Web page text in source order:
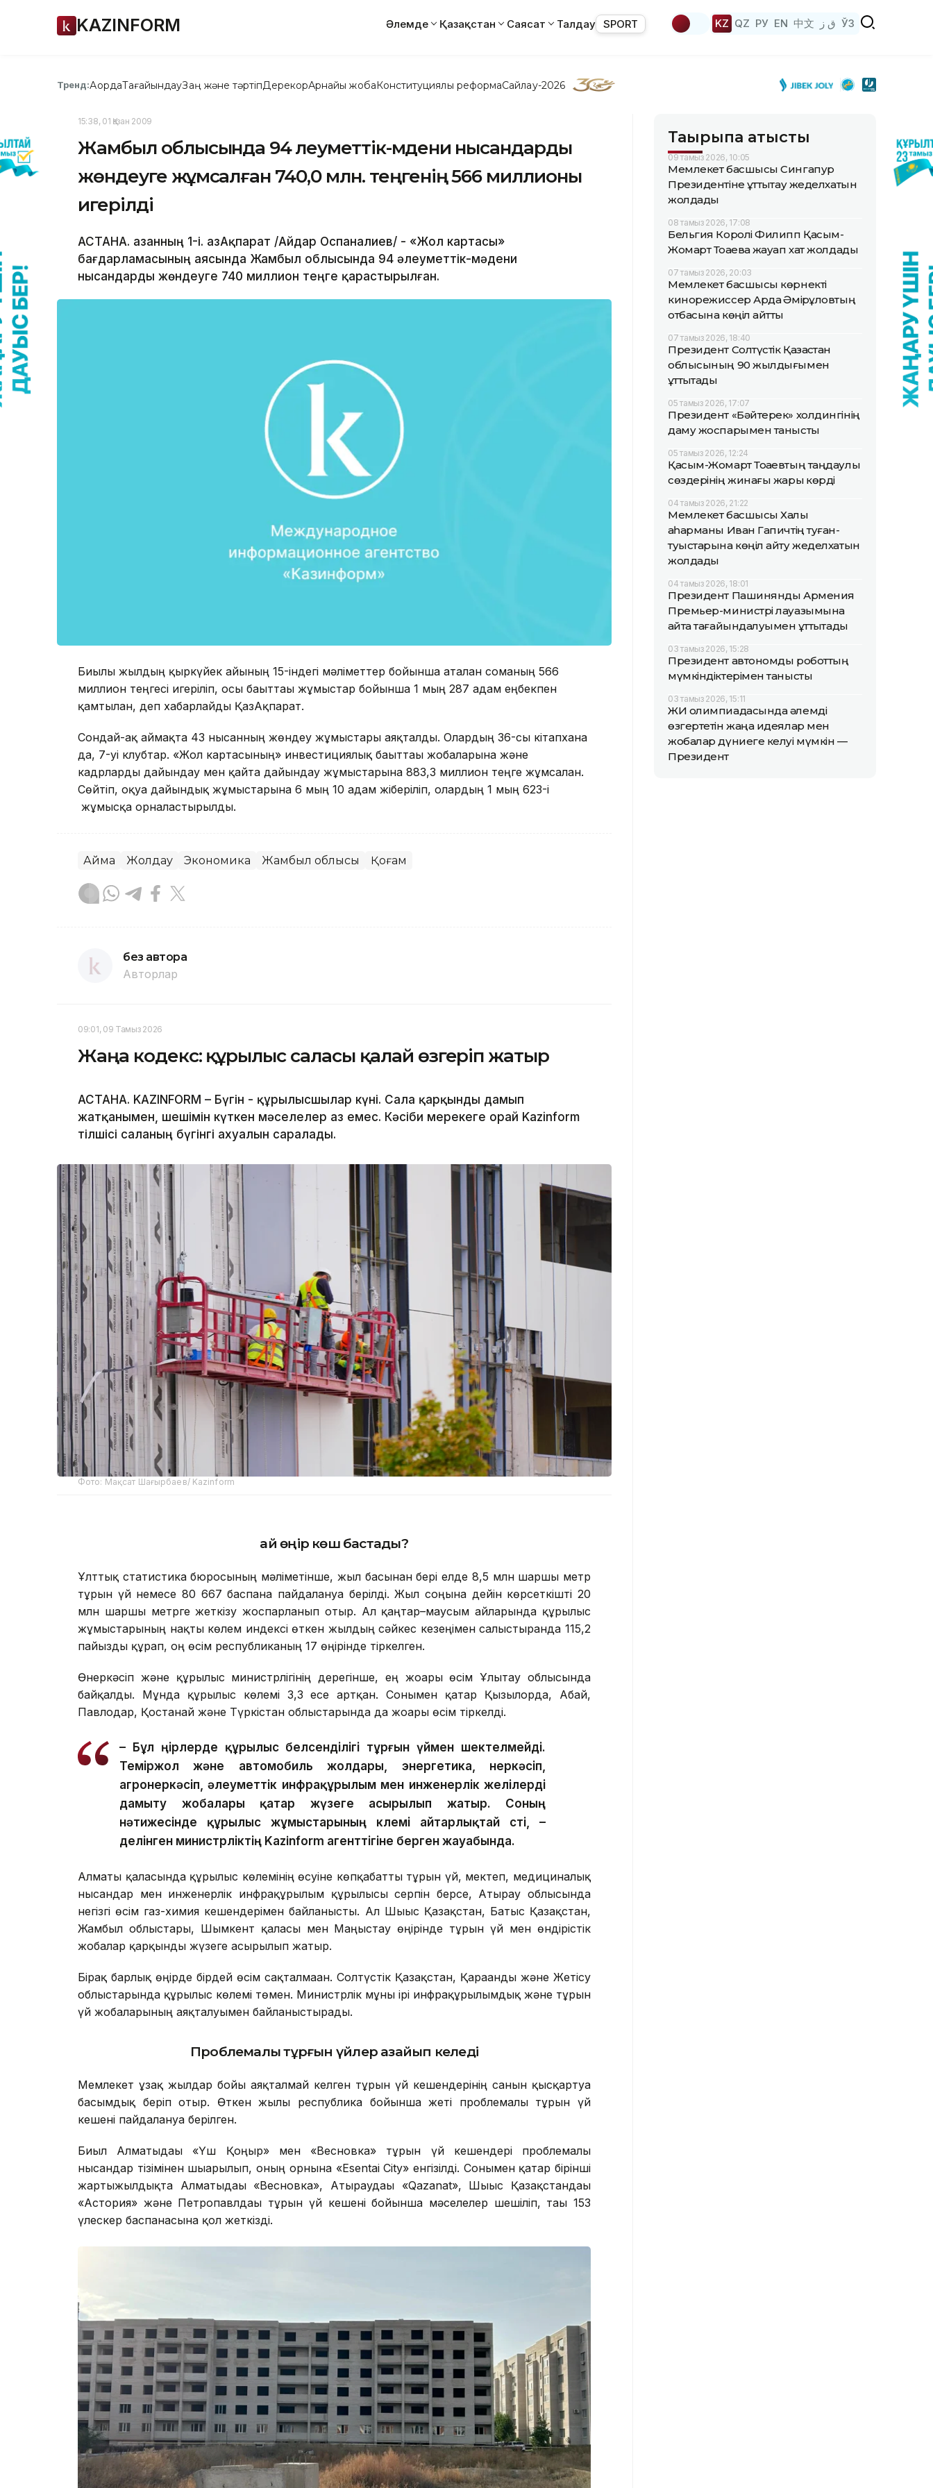
KAZINFORM Әлемде Қазақстан Саясат Талдау SPORT KZ QZ РУ EN 中文 ق ز ЎЗ
Тренд:АқордаТағайындауЗаң және тәртіпДерекқорАрнайы жобаКонституциялық реформаСайлау-2026
15:38, 01 Қазан 2009
Жамбыл облысында 94 әлеуметтік-мәдени нысандарды
жөндеуге жұмсалған 740,0 млн. теңгенің 566 миллионы
игерілді
АСТАНА. Қазанның 1-і. ҚазАқпарат /Айдар Оспаналиев/ - «Жол картасы»
бағдарламасының аясында Жамбыл облысында 94 әлеуметтік-мәдени
нысандарды жөндеуге 740 миллион теңге қарастырылған.
Биылғы жылдың қыркүйек айының 15-індегі мәліметтер бойынша аталған соманың 566
миллион теңгесі игеріліп, осы бағыттағы жұмыстар бойынша 1 мың 287 адам еңбекпен
қамтылған, деп хабарлайды ҚазАқпарат.
Сондай-ақ аймақта 43 нысанның жөндеу жұмыстары аяқталды. Олардың 36-сы кітапхана
да, 7-уі клубтар. «Жол картасының» инвестициялық бағыттағы жобаларына және
кадрларды дайындау мен қайта дайындау жұмыстарына 883,3 миллион теңге жұмсалған.
Сөйтіп, оқуға дайындық жұмыстарына 6 мың 10 адам жіберіліп, олардың 1 мың 623-і
жұмысқа орналастырылды.
Аймақ Жолдау Экономика Жамбыл облысы Қоғам
без автора
Авторлар
09:01, 09 Тамыз 2026
Жаңа кодекс: құрылыс саласы қалай өзгеріп жатыр
АСТАНА. KAZINFORM – Бүгін - құрылысшылар күні. Сала қарқынды дамып
жатқанымен, шешімін күткен мәселелер аз емес. Кәсіби мерекеге орай Kazinform
тілшісі саланың бүгінгі ахуалын саралады.
Фото: Мақсат Шағырбаев/ Kazinform
Қай өңір көш бастады?
Ұлттық статистика бюросының мәліметінше, жыл басынан бері елде 8,5 млн шаршы метр
тұрғын үй немесе 80 667 баспана пайдалануға берілді. Жыл соңына дейін көрсеткішті 20
млн шаршы метрге жеткізу жоспарланып отыр. Ал қаңтар–маусым айларында құрылыс
жұмыстарының нақты көлем индексі өткен жылдың сәйкес кезеңімен салыстырғанда 115,2
пайызды құрап, оң өсім республиканың 17 өңірінде тіркелген.
Өнеркәсіп және құрылыс министрлігінің дерегінше, ең жоғары өсім Ұлытау облысында
байқалды. Мұнда құрылыс көлемі 3,3 есе артқан. Сонымен қатар Қызылорда, Абай,
Павлодар, Қостанай және Түркістан облыстарында да жоғары өсім тіркелді.
– Бұл өңірлерде құрылыс белсенділігі тұрғын үймен шектелмейді.
Теміржол және автомобиль жолдары, энергетика, өнеркәсіп,
агроөнеркәсіп, әлеуметтік инфрақұрылым мен инженерлік желілерді
дамыту жобалары қатар жүзеге асырылып жатыр. Соның
нәтижесінде құрылыс жұмыстарының көлемі айтарлықтай өсті, –
делінген министрліктің Kazinform агенттігіне берген жауабында.
Алматы қаласында құрылыс көлемінің өсуіне көпқабатты тұрғын үй, мектеп, медициналық
нысандар мен инженерлік инфрақұрылым құрылысы серпін берсе, Атырау облысында
негізгі өсім газ-химия кешендерімен байланысты. Ал Шығыс Қазақстан, Батыс Қазақстан,
Жамбыл облыстары, Шымкент қаласы мен Маңғыстау өңірінде тұрғын үй мен өндірістік
жобалар қарқынды жүзеге асырылып жатыр.
Бірақ барлық өңірде бірдей өсім сақталмаған. Солтүстік Қазақстан, Қарағанды және Жетісу
облыстарында құрылыс көлемі төмен. Министрлік мұны ірі инфрақұрылымдық және тұрғын
үй жобаларының аяқталуымен байланыстырады.
Проблемалы тұрғын үйлер азайып келеді
Мемлекет ұзақ жылдар бойы аяқталмай келген тұрғын үй кешендерінің санын қысқартуға
басымдық беріп отыр. Өткен жылы республика бойынша жеті проблемалы тұрғын үй
кешені пайдалануға берілген.
Биыл Алматыдағы «Үш Қоңыр» мен «Весновка» тұрғын үй кешендері проблемалы
нысандар тізімінен шығарылып, оның орнына «Esentai City» енгізілді. Сонымен қатар бірінші
жартыжылдықта Алматыдағы «Весновка», Атыраудағы «Qazanat», Шығыс Қазақстандағы
«Астория» және Петропавлдағы тұрғын үй кешені бойынша мәселелер шешіліп, тағы 153
үлескер баспанасына қол жеткізді.
Тақырыпқа қатысты
09 тамыз 2026, 10:05
Мемлекет басшысы Сингапур
Президентіне құттықтау жеделхатын
жолдады
08 тамыз 2026, 17:08
Бельгия Королі Филипп Қасым-
Жомарт Тоқаевқа жауап хат жолдады
07 тамыз 2026, 20:03
Мемлекет басшысы көрнекті
кинорежиссер Ардақ Әмірқұловтың
отбасына көңіл айтты
07 тамыз 2026, 18:40
Президент Солтүстік Қазақстан
облысының 90 жылдығымен
құттықтады
05 тамыз 2026, 17:07
Президент «Бәйтерек» холдингінің
даму жоспарымен танысты
05 тамыз 2026, 12:24
Қасым-Жомарт Тоқаевтың таңдаулы
сөздерінің жинағы жарық көрді
04 тамыз 2026, 21:22
Мемлекет басшысы Халық
қаһарманы Иван Гапичтің туған-
туыстарына көңіл айту жеделхатын
жолдады
04 тамыз 2026, 18:01
Президент Пашинянды Армения
Премьер-министрі лауазымына
қайта тағайындалуымен құттықтады
03 тамыз 2026, 15:28
Президент автономды роботтың
мүмкіндіктерімен танысты
03 тамыз 2026, 15:11
ЖИ олимпиадасында әлемді
өзгертетін жаңа идеялар мен
жобалар дүниеге келуі мүмкін —
Президент